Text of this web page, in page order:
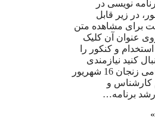
نویسی در
در زیر قابل
برای مشاهده متن
عنوان آن کلیک
استخدام و کنکور را
کنید نیازمندی
های استخدامی زنجان 16 شهریور
کارشناس و
برنامه…